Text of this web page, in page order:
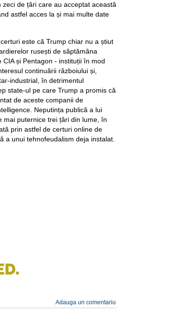
de țări care au acceptat această
astfel acces la și mai multe date
este că Trump chiar nu a știut
rusești de săptămâna
și Pentagon - instituții în mod
continuării războiului și,
industrial, în detrimentul
state-ul pe care Trump a promis că
de aceste companii de
Neputința publică a lui
mai puternice trei țări din lume, în
prin astfel de certuri online de
a unui tehnofeudalism deja instalat.
Adauga un comentariu